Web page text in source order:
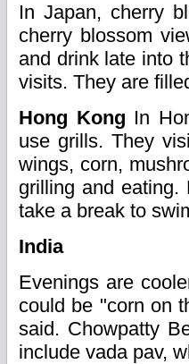
In Japan, cherry
cherry blossom
and drink late into
visits. They are
Hong Kong In
use grills. They
wings, corn,
grilling and
take a break to
India
Evenings are
could be "corn on
said. Chowpatty
include vada pav,